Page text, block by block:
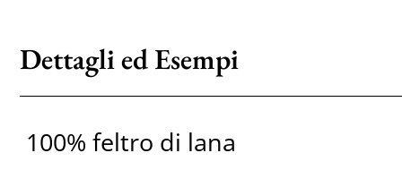
Dettagli ed Esempi
100% feltro di lana